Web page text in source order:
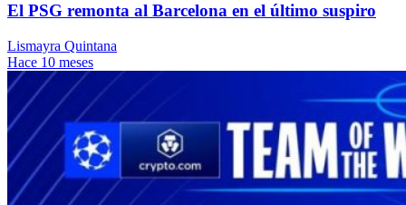
El PSG remonta al Barcelona en el último suspiro
Lismayra Quintana
Hace 10 meses